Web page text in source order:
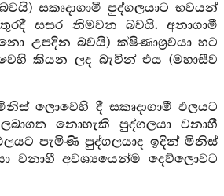
සකෘදාගාමී පුද්ගලයාට භවයන්
සසර නිමවන බවයි. අනාගාමී
උපදින බවයි) ක්ෂිණාශ්‍රවයා හට
කියන ලද බැවින් එය (මහාසීව
ලොවෙහි දී සකෘදාගාමී ඵලයට
නොහැකි පුද්ගලයා වනාහී
පැමිණි පුද්ගලයාද ඉදින් මිනිස්
වනාහී අවශ්‍යයෙන්ම දෙව්ලොවට